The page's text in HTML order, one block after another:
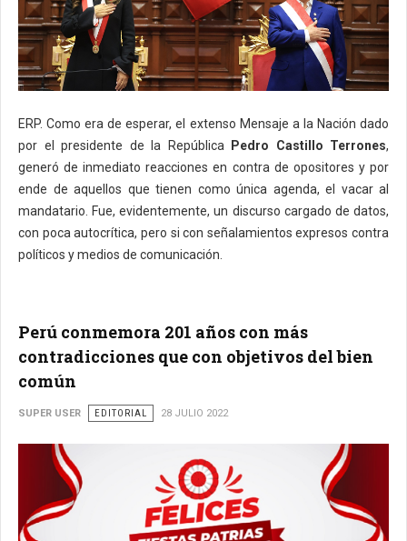
ERP. Como era de esperar, el extenso Mensaje a la Nación dado
por el presidente de la República
Pedro Castillo Terrones,
generó de inmediato reacciones en contra de opositores y por
ende de aquellos que tienen como única agenda, el vacar al
mandatario. Fue, evidentemente, un discurso cargado de datos,
con poca autocrítica, pero si con señalamientos expresos contra
políticos y medios de comunicación.
Perú conmemora 201 años con más
contradicciones que con objetivos del bien
común
SUPER USER EDITORIAL 28 JULIO 2022